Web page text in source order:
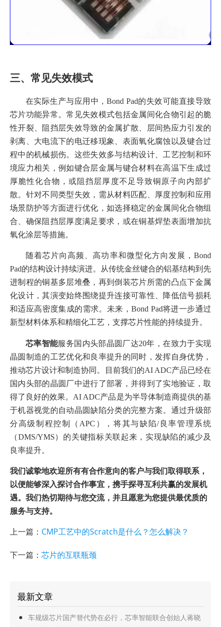
三、常见失效模式
在实际生产与应用中，Bond Pad的失效可能直接导致
芯片功能异常。常见失效模式包括金属间化合物引起的脆
性开裂、阻挡层失效导致的金属扩散、层间热应力引发的
剥离、大电流下的电迁移现象、表面氧化腐蚀以及键合过
程中的机械损伤。这些失效多与结构设计、工艺控制和环
境应力相关，例如键合层金属与键合材料在高温下生成过
厚脆性化合物，或阻挡层厚度不足导致铜原子向内部扩
散。针对不同类型失效，需从材料匹配、厚度控制和应用
场景防护等方面进行优化，如选择稳定的金属间化合物组
合、确保阻挡层厚度满足要求，或在铜基焊垫表面增加抗
氧化涂层等措施。
随着芯片向高频、高功率和微型化方向发展，Bond
Pad的结构设计持续演进。从传统金丝键合的铝基结构到先
进制程的铜基多层堆叠，再到倒装芯片所需的凸点下金属
化设计，其演变始终围绕提升连接可靠性、降低信号损耗
和适应高密度集成的需求。未来，Bond Pad将进一步通过
新型材料体系和精细化工艺，支撑芯片性能的持续提升。
芯率智能服务国内头部晶圆厂达20年，在致力于实现
晶圆制造的工艺优化和良率提升的同时，发挥自身优势，
推动芯片设计和制造协同。
目前我们的AI ADC产品已经在
国内头部的晶圆厂中进行了部署，并得到了实地验证，取
得了良好的效果。AI ADC产品是为半导体制造商提供的基
于机器视觉的自动晶圆缺陷分类的完整方案。通过升级部
分高级制程控制（APC），将其与缺陷/良率管理系统
（DMS/YMS）的关键指标关联起来，实现缺陷的减少及
良率提升。
我们诚挚地欢迎所有有合作意向的客户与我们取得联系，
以便能够深入探讨合作事宜，携手探寻互利共赢的发展机
遇。我们热切期待与您交流，并且愿意为您提供最优质的
服务与支持。
上一篇： CMP工艺中的Scratch是什么？怎么解决？
下一篇： 芯片的互联瓶颈
最新文章
车规级芯片国产替代势在必行，芯率智能联合创始人蒋晓